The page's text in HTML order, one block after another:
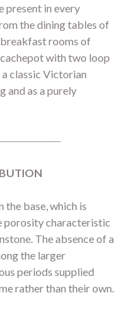
present in every
the dining tables of
rooms of
with two loop
classic Victorian
and as a purely
the base, which is
porosity characteristic
The absence of a
the larger
periods supplied
rather than their own.